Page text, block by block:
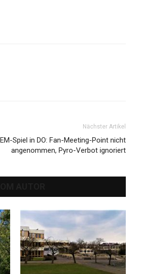
Nächster Artikel
Spiel in DO: Fan-Meeting-Point nicht
angenommen, Pyro-Verbot ignoriert